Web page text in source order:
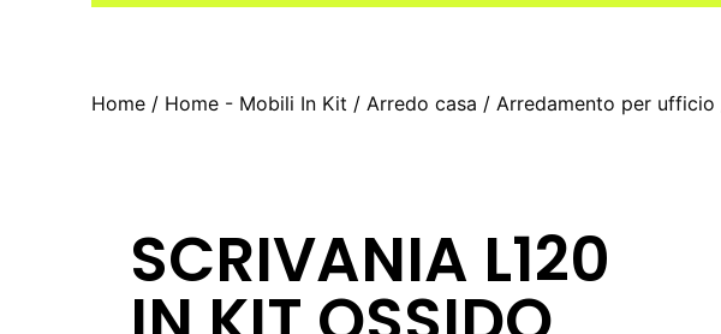
Home / Home - Mobili In Kit /Arredo casa /Arredamento per ufficio
SCRIVANIA L120